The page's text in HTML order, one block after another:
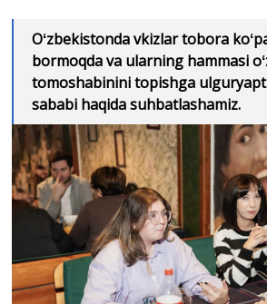
Oʻzbekistonda vkizlar tobora
bormoqda va ularning hammasi
tomoshabinini topishga
sababi haqida suhbatlashamiz.